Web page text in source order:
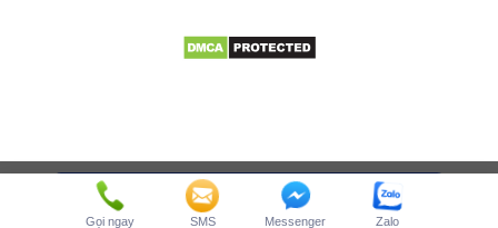
Gọi ngay SMS Messenger Zalo